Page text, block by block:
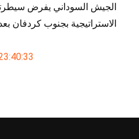
الجيش السوداني يفرض
الاستراتيجية بجنوب كردفان